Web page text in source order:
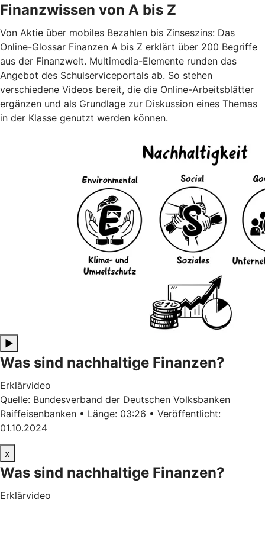
Finanzwissen von A bis Z
Von Aktie über mobiles Bezahlen bis Zinseszins: Das
Online-Glossar Finanzen A bis Z erklärt über 200 Begriffe
aus der Finanzwelt. Multimedia-Elemente runden das
Angebot des Schulserviceportals ab. So stehen
verschiedene Videos bereit, die die Online-Arbeitsblätter
ergänzen und als Grundlage zur Diskussion eines Themas
in der Klasse genutzt werden können.
▶
Was sind nachhaltige Finanzen?
Erklärvideo
Quelle: Bundesverband der Deutschen Volksbanken
Raiffeisenbanken • Länge: 03:26 • Veröffentlicht:
01.10.2024
x
Was sind nachhaltige Finanzen?
Erklärvideo